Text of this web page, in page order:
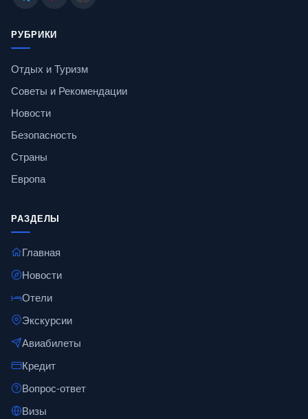
РУБРИКИ
Отдых и Туризм
Советы и Рекомендации
Новости
Безопасность
Страны
Европа
РАЗДЕЛЫ
Главная
Новости
Отели
Экскурсии
Авиабилеты
Кредит
Вопрос-ответ
Визы